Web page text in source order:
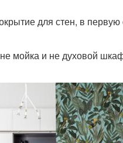
для стен, в
мойка и не духовой